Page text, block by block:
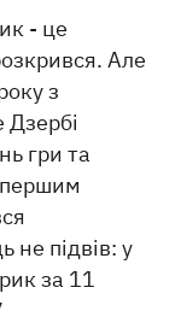
- це
Але
з
гри та
першим
не підвів: у
за 11